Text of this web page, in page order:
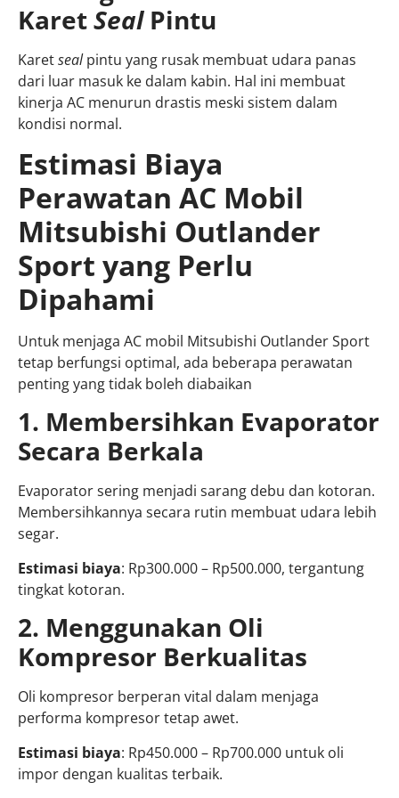
KaretSealPintu
Karetsealpintu yang rusak membuat udara panas
dari luar masuk ke dalam kabin. Hal ini membuat
kinerja AC menurun drastis meski sistem dalam
kondisi normal.
Estimasi Biaya
Perawatan AC Mobil
Mitsubishi Outlander
Sport yang Perlu
Dipahami
Untuk menjaga AC mobil Mitsubishi Outlander Sport
tetap berfungsi optimal, ada beberapa perawatan
penting yang tidak boleh diabaikan
1. Membersihkan Evaporator
Secara Berkala
Evaporator sering menjadi sarang debu dan kotoran.
Membersihkannya secara rutin membuat udara lebih
segar.
Estimasi biaya: Rp300.000 – Rp500.000, tergantung
tingkat kotoran.
2. Menggunakan Oli
Kompresor Berkualitas
Oli kompresor berperan vital dalam menjaga
performa kompresor tetap awet.
Estimasi biaya: Rp450.000 – Rp700.000 untuk oli
impor dengan kualitas terbaik.